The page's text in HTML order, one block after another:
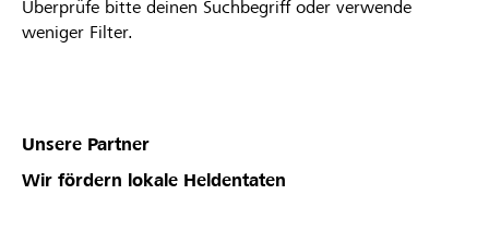
Überprüfe bitte deinen Suchbegriff oder verwende
weniger Filter.
Unsere Partner
Wir fördern lokale Heldentaten